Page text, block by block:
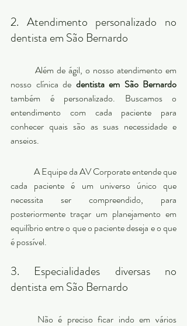
2. Atendimento personalizado no
dentista em São Bernardo
nosso clínica de dentista em São Bernardo
também é personalizado. Buscamos o
entendimento com cada paciente para
conhecer quais são as suas necessidade e
anseios.
cada paciente é um universo único que
necessita ser compreendido, para
posteriormente traçar um planejamento em
equilíbrio entre o que o paciente deseja e o que
é possível.
3. Especialidades diversas no
dentista em São Bernardo